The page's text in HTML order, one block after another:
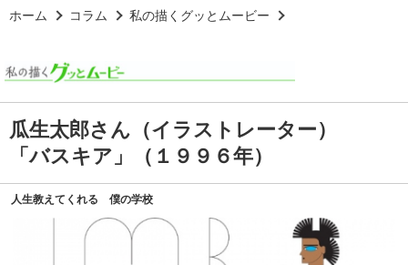
ホーム コラム 私の描くグッとムービー
瓜生太郎さん（イラストレーター）
「バスキア」（１９９６年）
人生教えてくれる 僕の学校